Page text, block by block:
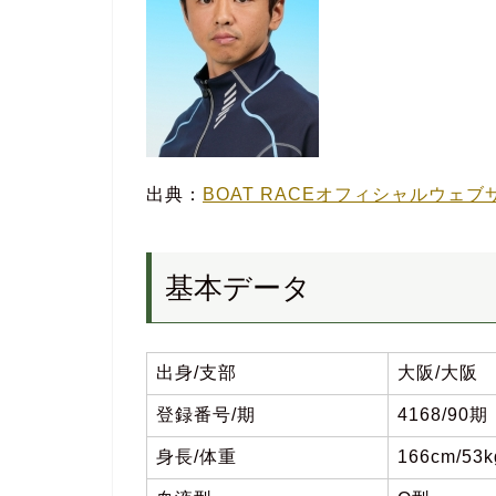
出典： BOAT RACEオフィシャルウェブ
基本データ
出身/支部 大阪/大阪
登録番号/期 4168/90期
身長/体重 166cm/